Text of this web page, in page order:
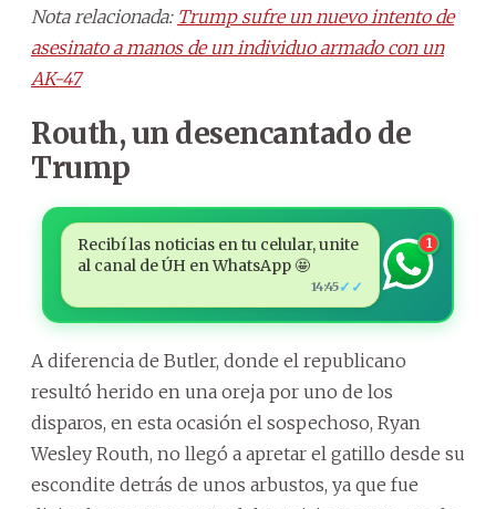
Nota relacionada: Trump sufre un nuevo intento de
asesinato a manos de un individuo armado con un
AK-47
Routh, un desencantado de
Trump
Recibí las noticias en tu celular, unite
al canal de ÚH en WhatsApp 🤩
14:45✓✓
1
A diferencia de Butler, donde el republicano
resultó herido en una oreja por uno de los
disparos, en esta ocasión el sospechoso, Ryan
Wesley Routh, no llegó a apretar el gatillo desde su
escondite detrás de unos arbustos, ya que fue